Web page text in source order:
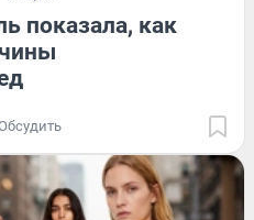
показала, как